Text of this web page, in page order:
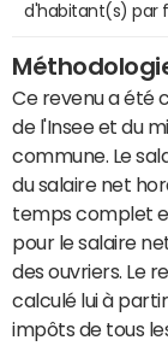
d'habitant(s) par
Ce revenu a été
de l'Insee et du
commune. Le
du salaire net
temps complet
pour le salaire
des ouvriers. Le
calculé lui à
impôts de tous